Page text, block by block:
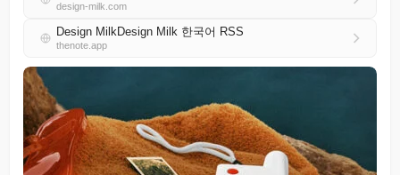
design-milk.com
Design MilkDesign Milk 한국어 RSS
thenote.app